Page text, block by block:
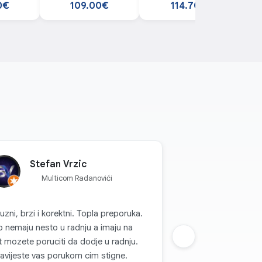
prečišćivač vazduha
109.00€ 114.70€
Stefan Vrzic
Multicom Radanovići
brzi i korektni. Topla preporuka.
nemaju nesto u radnju a imaju na
mozete poruciti da dodje u radnju.
vas porukom cim stigne.